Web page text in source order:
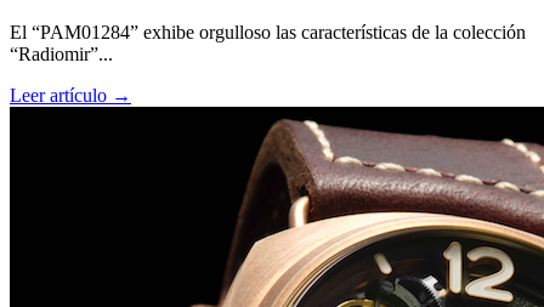
El “PAM01284” exhibe orgulloso las características de la colección
“Radiomir”...
Leer artículo →